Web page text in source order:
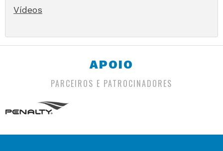
Vídeos
APOIO
PARCEIROS E PATROCINADORES